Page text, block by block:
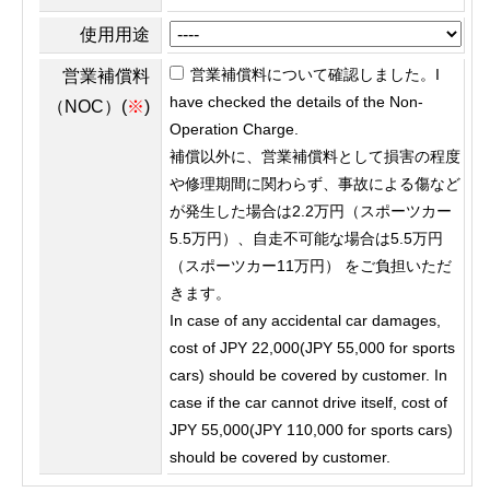
使用用途
営業補償料
（NOC）(※)
営業補償料について確認しました。I
have checked the details of the Non-
Operation Charge.
補償以外に、営業補償料として損害の程度
や修理期間に関わらず、事故による傷など
が発生した場合は2.2万円（スポーツカー
5.5万円）、自走不可能な場合は5.5万円
（スポーツカー11万円） をご負担いただ
きます。
In case of any accidental car damages,
cost of JPY 22,000(JPY 55,000 for sports
cars) should be covered by customer. In
case if the car cannot drive itself, cost of
JPY 55,000(JPY 110,000 for sports cars)
should be covered by customer.